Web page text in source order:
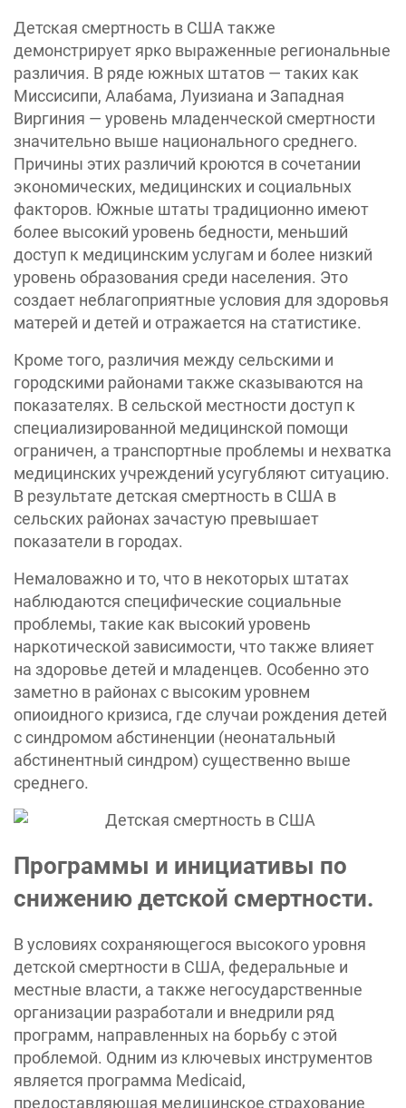
Детская смертность в США также
демонстрирует ярко выраженные региональные
различия. В ряде южных штатов — таких как
Миссисипи, Алабама, Луизиана и Западная
Виргиния — уровень младенческой смертности
значительно выше национального среднего.
Причины этих различий кроются в сочетании
экономических, медицинских и социальных
факторов. Южные штаты традиционно имеют
более высокий уровень бедности, меньший
доступ к медицинским услугам и более низкий
уровень образования среди населения. Это
создает неблагоприятные условия для здоровья
матерей и детей и отражается на статистике.
Кроме того, различия между сельскими и
городскими районами также сказываются на
показателях. В сельской местности доступ к
специализированной медицинской помощи
ограничен, а транспортные проблемы и нехватка
медицинских учреждений усугубляют ситуацию.
В результате детская смертность в США в
сельских районах зачастую превышает
показатели в городах.
Немаловажно и то, что в некоторых штатах
наблюдаются специфические социальные
проблемы, такие как высокий уровень
наркотической зависимости, что также влияет
на здоровье детей и младенцев. Особенно это
заметно в районах с высоким уровнем
опиоидного кризиса, где случаи рождения детей
с синдромом абстиненции (неонатальный
абстинентный синдром) существенно выше
среднего.
Программы и инициативы по
снижению детской смертности.
В условиях сохраняющегося высокого уровня
детской смертности в США, федеральные и
местные власти, а также негосударственные
организации разработали и внедрили ряд
программ, направленных на борьбу с этой
проблемой. Одним из ключевых инструментов
является программа Medicaid,
предоставляющая медицинское страхование